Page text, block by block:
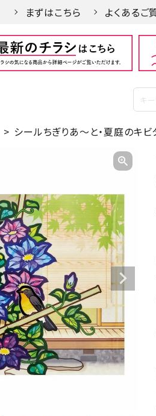
まずはこちら よくあるご
シールちぎりあ～と・夏庭のキビ